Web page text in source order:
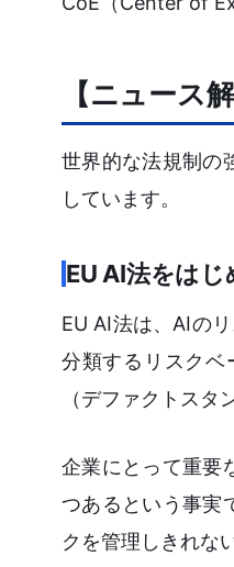
【ニュース
世界的な法規制の
しています。
EU AI法をは
EU AI法は、AIの
分類するリスクベ
（デファクトスタ
企業にとって重要
つあるという事実
クを管理しきれな